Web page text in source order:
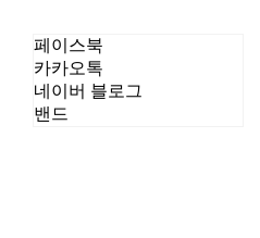
페이스북
카카오톡
네이버 블로그
밴드